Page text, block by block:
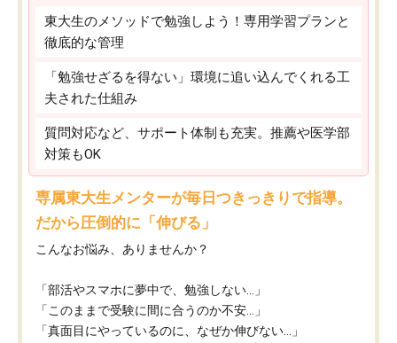
東大生のメソッドで勉強しよう！専用学習プランと
徹底的な管理
「勉強せざるを得ない」環境に追い込んでくれる工
夫された仕組み
質問対応など、サポート体制も充実。推薦や医学部
対策もOK
専属東大生メンターが毎日つきっきりで指導。
だから圧倒的に「伸びる」
こんなお悩み、ありませんか？
「部活やスマホに夢中で、勉強しない…」
「このままで受験に間に合うのか不安…」
「真面目にやっているのに、なぜか伸びない…」